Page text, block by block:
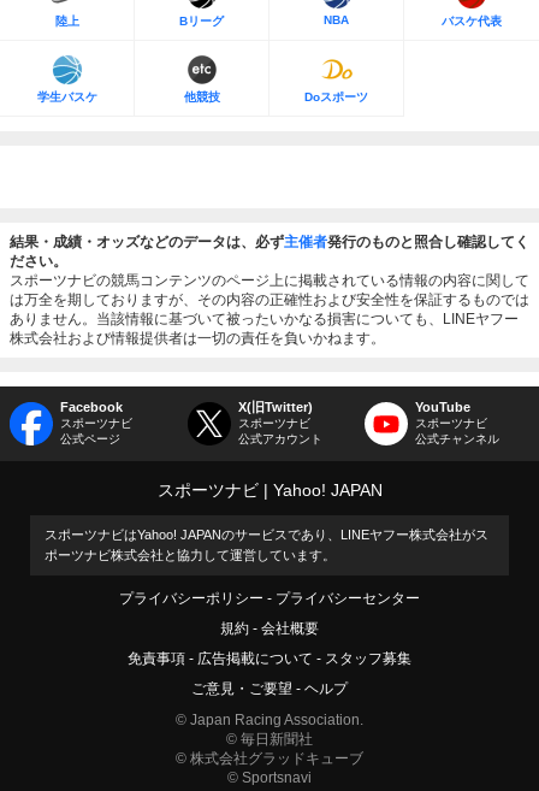
陸上 Bリーグ NBA バスケ代表
学生バスケ 他競技 Doスポーツ
結果・成績・オッズなどのデータは、必ず主催者発行のものと照合し確認してく
ださい。
スポーツナビの競馬コンテンツのページ上に掲載されている情報の内容に関して
は万全を期しておりますが、その内容の正確性および安全性を保証するものでは
ありません。当該情報に基づいて被ったいかなる損害についても、LINEヤフー
株式会社および情報提供者は一切の責任を負いかねます。
Facebook
スポーツナビ
公式ページ
X(旧Twitter)
スポーツナビ
公式アカウント
YouTube
スポーツナビ
公式チャンネル
スポーツナビ Yahoo! JAPAN
スポーツナビはYahoo! JAPANのサービスであり、LINEヤフー株式会社がス
ポーツナビ株式会社と協力して運営しています。
プライバシーポリシー
プライバシーセンター
規約
会社概要
免責事項
広告掲載について
スタッフ募集
ご意見・ご要望
ヘルプ
© Japan Racing Association.
© 毎日新聞社
© 株式会社グラッドキューブ
© Sportsnavi